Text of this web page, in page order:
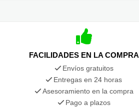
FACILIDADES EN LA COMPRA
Envíos gratuitos
Entregas en 24 horas
Asesoramiento en la compra
Pago a plazos